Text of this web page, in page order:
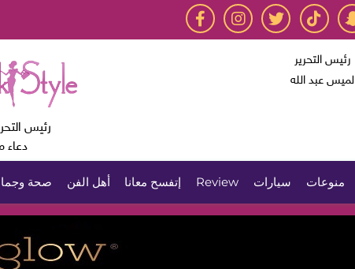
رئيس التحرير
لميس عبد الله
رئيس
منوعات سيارات Review إتفسح معانا أهل الفن صحة